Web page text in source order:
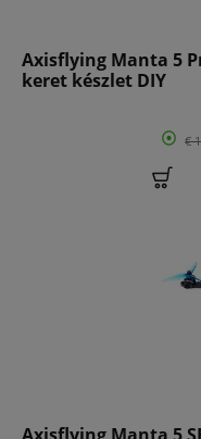
Axisflying Manta 5
keret készlet DIY
€